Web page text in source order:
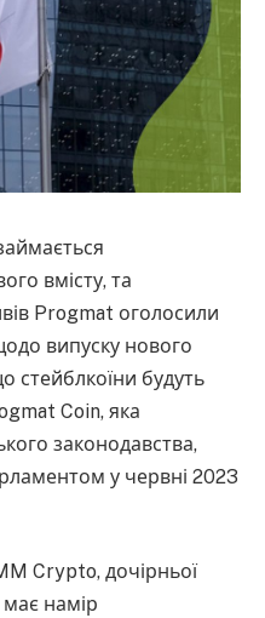
вмісту, та
Progmat оголосили
випуску нового
стейблкоїни будуть
Coin, яка
законодавства,
у червні 2023
Crypto, дочірньої
намір